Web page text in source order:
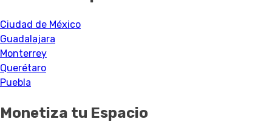
Ciudad de México
Guadalajara
Monterrey
Querétaro
Puebla
Monetiza tu Espacio